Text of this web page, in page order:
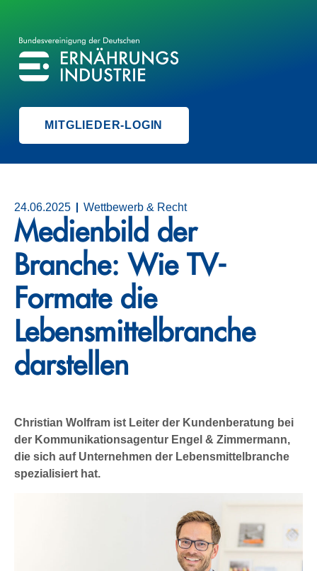
BVE
BUNDESVEREINIGUNG DER ERNÄHRUNGSINDUSTRIE
MITGLIEDER-LOGIN
24.06.2025 Wettbewerb & Recht
Medienbild der
Branche: Wie TV-
Formate die
Lebensmittelbranche
darstellen
Christian Wolfram ist Leiter der Kundenberatung bei
der Kommunikationsagentur Engel & Zimmermann,
die sich auf Unternehmen der Lebensmittelbranche
spezialisiert hat.